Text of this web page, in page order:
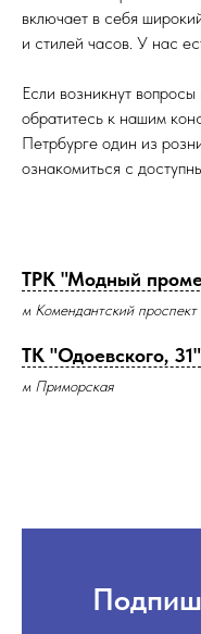
включает в себя
и стилей часов. У нас
Если возникнут
обратитесь к нашим
Петрбурге один из
ознакомиться с
ТРК "Модный
м Комендантский проспект
ТК "Одоевского, 31"
м Приморская